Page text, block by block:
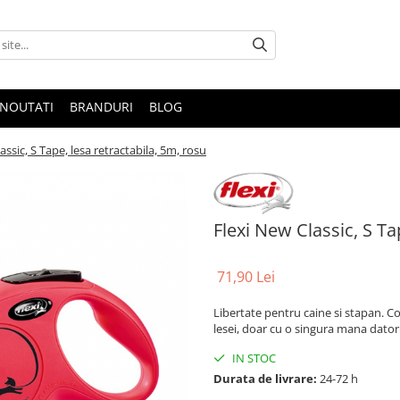
NOUTATI BRANDURI BLOG
S Tape, lesa retractabila, 5m, rosu
Flexi New Classic, S
71,90 Lei
Libertate pentru caine si stapan.
lesei, doar cu o singura mana
IN STOC
Durata de livrare: 24-72 h